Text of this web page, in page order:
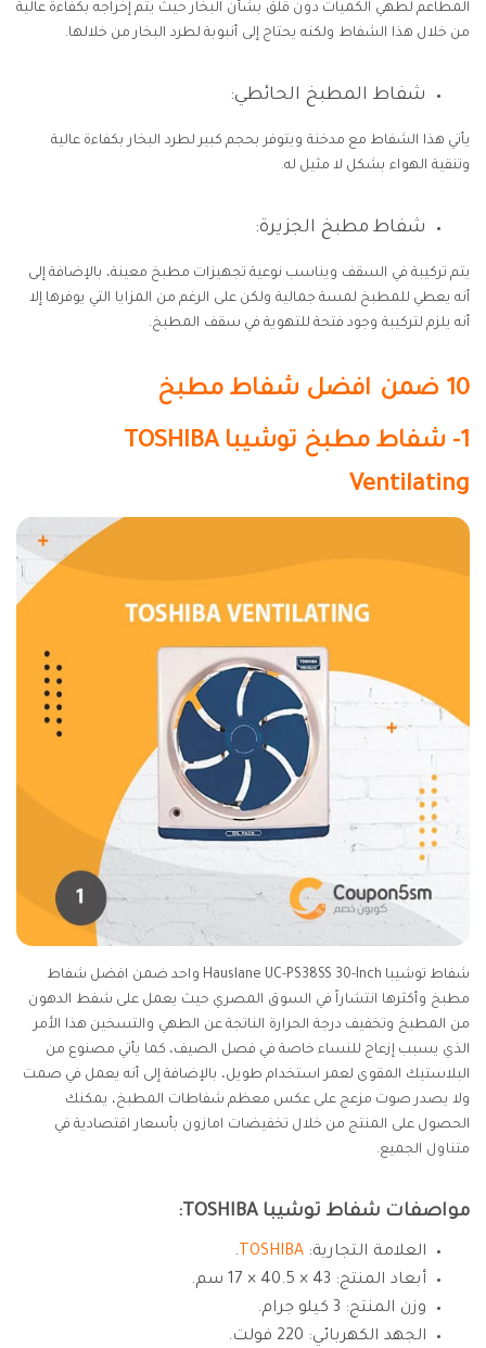
المطاعم لطهي الكميات دون قلق بشأن البخار حيث يتم إخراجه بكفاءة عالية
من خلال هذا الشفاط ولكنه يحتاج إلى أنبوبة لطرد البخار من خلالها.
شفاط المطبخ الحائطي:
يأتي هذا الشفاط مع مدخنة ويتوفر بحجم كبير لطرد البخار بكفاءة عالية
وتنقية الهواء بشكل لا مثيل له.
شفاط مطبخ الجزيرة:
يتم تركيبة في السقف ويناسب نوعية تجهيزات مطبخ معينة، بالإضافة إلى
أنه يعطي للمطبخ لمسة جمالية ولكن على الرغم من المزايا التي يوفرها إلا
أنه يلزم لتركيبة وجود فتحة للتهوية في سقف المطبخ.
10 ضمن افضل شفاط مطبخ
1- شفاط مطبخ توشيبا TOSHIBA
Ventilating
شفاط توشيبا Hauslane UC-PS38SS 30-Inch واحد ضمن افضل شفاط
مطبخ وأكثرها انتشاراً في السوق المصري حيث يعمل على شفط الدهون
من المطبخ وتخفيف درجة الحرارة الناتجة عن الطهي والتسخين هذا الأمر
الذي يسبب إزعاج للنساء خاصة في فصل الصيف، كما يأتي مصنوع من
البلاستيك المقوى لعمر استخدام طويل، بالإضافة إلى أنه يعمل في صمت
ولا يصدر صوت مزعج على عكس معظم شفاطات المطبخ، يمكنك
الحصول على المنتج من خلال تخفيضات امازون بأسعار اقتصادية في
متناول الجميع.
مواصفات شفاط توشيبا TOSHIBA:
العلامة التجارية: TOSHIBA
.
أبعاد المنتج: 43 × 40.5 × 17 سم.
وزن المنتج: 3 كيلو جرام.
الجهد الكهربائي: 220 فولت.